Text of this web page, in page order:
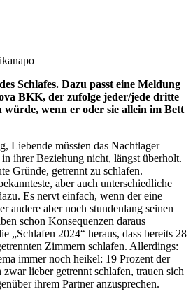
Schlafes. Dazu passt eine Meldung
BKK, der zufolge jeder/jede dritte
würde, wenn er oder sie allein im Bett
Liebende müssten das Nachtlager
ihrer Beziehung nicht, längst überholt.
Gründe, getrennt zu schlafen.
aber auch unterschiedliche
Es nervt einfach, wenn der eine
andere aber noch stundenlang seinen
schon Konsequenzen daraus
„Schlafen 2024“ heraus, dass bereits 28
Zimmern schlafen. Allerdings:
immer noch heikel: 19 Prozent der
lieber getrennt schlafen, trauen sich
ihrem Partner anzusprechen.